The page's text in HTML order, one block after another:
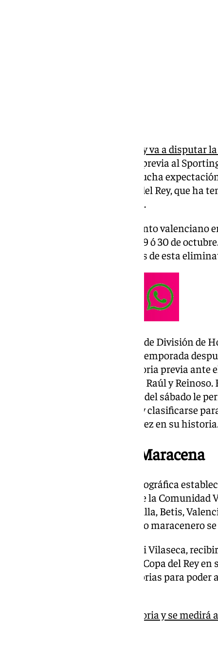
El Maracena ha hecho historia y va a disputar
tras superar en la eliminatoria previa al
metropolitano esperaba con mucha
de la primera ronda de la Copa del Rey, que ha
deparado como rival el Valencia.
El Maracena se medirá al conjunto valenciano
del Rey, que se disputará el 28, 29 ó 30 de
la fecha y horario de los partidos de esta
El modesto equipo maracenero de División de
colarse en la Copa del Rey esta temporada
partido de vuelta de la eliminatoria previa ante
gracias a los goles anotados por Raúl y
empate 1-1, por lo que el triunfo del sábado le
global de la eliminatoria en 3-1 y clasificarse
de la Copa del Rey por primera vez en su
Partido histórico en Maracena
Con el criterio de proximidad geográfica
Primera División andaluces o de la
rivales para el Maracena: el Sevilla, Betis,
sorteo ha deparado que el equipo maracenero
El Maracena, entrenado por Javi Vilaseca,
esta primera eliminatoria de la Copa del Rey
de iluminación y gradas supletorias para
La UD Maracena hace historia y se medirá